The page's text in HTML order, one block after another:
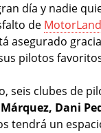
día y nadie
de MotorLand
asegurado
pilotos
seis clubes de
Dani
tendrá un